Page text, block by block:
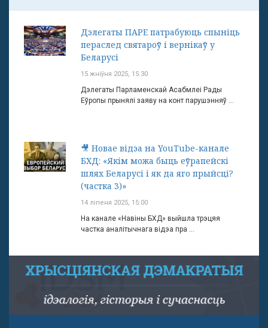
Дэлегаты ПАРЕ патрабуюць спыніць
пераслед святароў і вернікаў у
Беларусі
15 жніўня 2025, 15:30
Дэлегаты Парламенскай Асабмлеі Рады
Еўропы прынялі заяву на конт парушэнняў ...
🎥 Новае відэа на YouTube-канале
БХД: «Якім можа быць еўрапейскі
шлях Беларусі і як да яго прыйсці?
(частка 3)»
14 ліпеня 2025, 15:00
На канале «Навіны БХД» выйшла трэцяя
частка аналітычнага відэа пра ...